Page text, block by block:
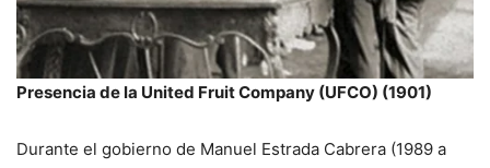
Presencia de la United Fruit Company (UFCO) (1901)
Durante el gobierno de Manuel Estrada Cabrera (1989 a